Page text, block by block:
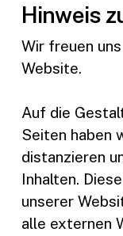
Hinweis
Wir freuen
Website.
Auf die
Seiten haben
distanzieren
Inhalten.
unserer
alle externen